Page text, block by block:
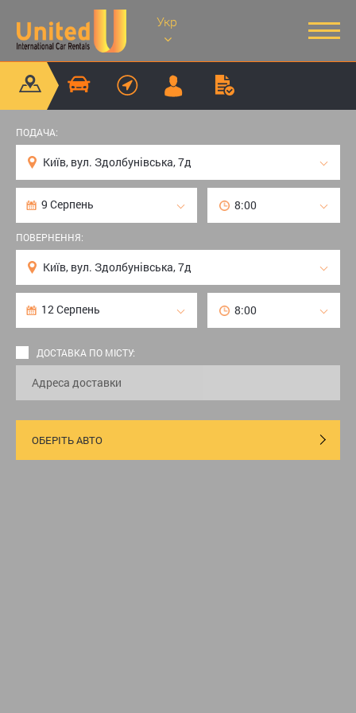
Укр
ПОДАЧА:
ПОВЕРНЕННЯ:
ДОСТАВКА ПО МІСТУ: